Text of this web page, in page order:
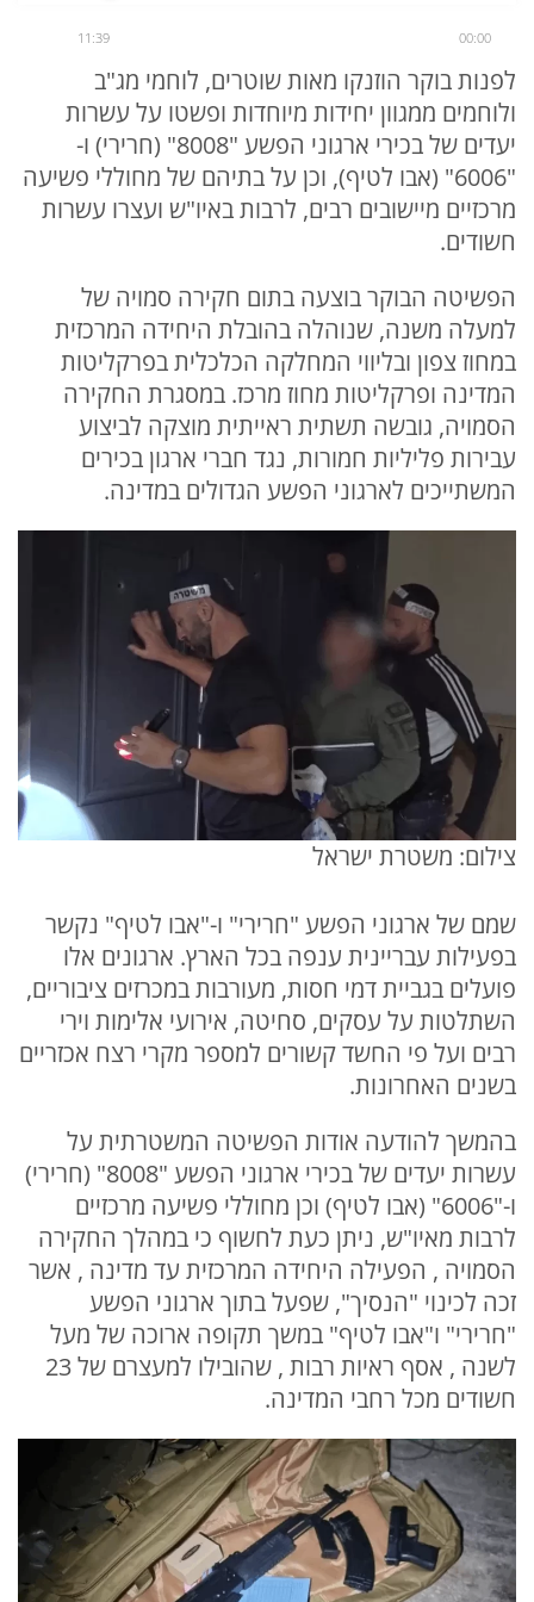
00:00
11:39
לפנות בוקר הוזנקו מאות שוטרים, לוחמי מג"ב
ולוחמים ממגוון יחידות מיוחדות ופשטו על עשרות
יעדים של בכירי ארגוני הפשע "8008" (חרירי) ו-
"6006" (אבו לטיף), וכן על בתיהם של מחוללי פשיעה
מרכזיים מיישובים רבים, לרבות באיו"ש ועצרו עשרות
חשודים.
הפשיטה הבוקר בוצעה בתום חקירה סמויה של
למעלה משנה, שנוהלה בהובלת היחידה המרכזית
במחוז צפון ובליווי המחלקה הכלכלית בפרקליטות
המדינה ופרקליטות מחוז מרכז. במסגרת החקירה
הסמויה, גובשה תשתית ראייתית מוצקה לביצוע
עבירות פליליות חמורות, נגד חברי ארגון בכירים
המשתייכים לארגוני הפשע הגדולים במדינה.
צילום: משטרת ישראל
שמם של ארגוני הפשע "חרירי" ו-"אבו לטיף" נקשר
בפעילות עבריינית ענפה בכל הארץ. ארגונים אלו
פועלים בגביית דמי חסות, מעורבות במכרזים ציבוריים,
השתלטות על עסקים, סחיטה, אירועי אלימות וירי
רבים ועל פי החשד קשורים למספר מקרי רצח אכזריים
בשנים האחרונות.
בהמשך להודעה אודות הפשיטה המשטרתית על
עשרות יעדים של בכירי ארגוני הפשע "8008" (חרירי)
ו-"6006" (אבו לטיף) וכן מחוללי פשיעה מרכזיים
לרבות מאיו"ש, ניתן כעת לחשוף כי במהלך החקירה
הסמויה , הפעילה היחידה המרכזית עד מדינה , אשר
זכה לכינוי "הנסיך", שפעל בתוך ארגוני הפשע
"חרירי" ו"אבו לטיף" במשך תקופה ארוכה של מעל
לשנה , אסף ראיות רבות , שהובילו למעצרם של 23
חשודים מכל רחבי המדינה.